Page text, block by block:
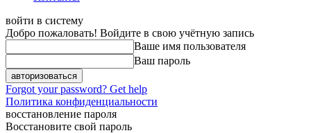
войти в систему
Добро пожаловать! Войдите в свою учётную запись
Ваше имя пользователя
Ваш пароль
Forgot your password? Get help
Политика конфиденциальности
восстановление пароля
Восстановите свой пароль